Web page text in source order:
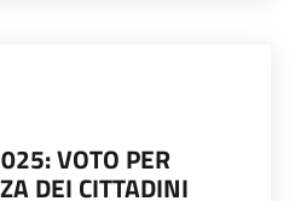
VOTO PER
DEI CITTADINI